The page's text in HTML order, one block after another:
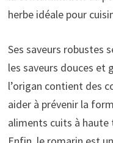
herbe idéale pour
Ses saveurs robustes
les saveurs douces et
l’origan contient des
aider à prévenir la
aliments cuits à haute